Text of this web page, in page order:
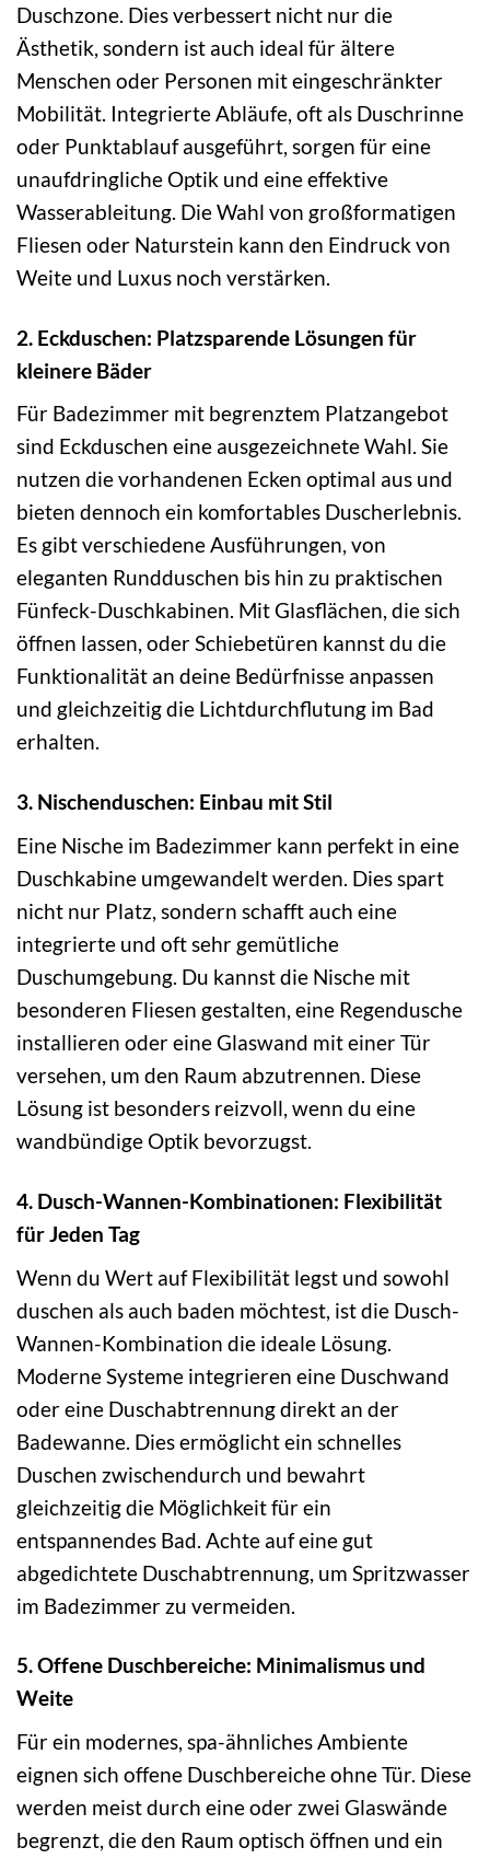
Duschzone. Dies verbessert nicht nur die
Ästhetik, sondern ist auch ideal für ältere
Menschen oder Personen mit eingeschränkter
Mobilität. Integrierte Abläufe, oft als Duschrinne
oder Punktablauf ausgeführt, sorgen für eine
unaufdringliche Optik und eine effektive
Wasserableitung. Die Wahl von großformatigen
Fliesen oder Naturstein kann den Eindruck von
Weite und Luxus noch verstärken.
2. Eckduschen: Platzsparende Lösungen für
kleinere Bäder
Für Badezimmer mit begrenztem Platzangebot
sind Eckduschen eine ausgezeichnete Wahl. Sie
nutzen die vorhandenen Ecken optimal aus und
bieten dennoch ein komfortables Duscherlebnis.
Es gibt verschiedene Ausführungen, von
eleganten Rundduschen bis hin zu praktischen
Fünfeck-Duschkabinen. Mit Glasflächen, die sich
öffnen lassen, oder Schiebetüren kannst du die
Funktionalität an deine Bedürfnisse anpassen
und gleichzeitig die Lichtdurchflutung im Bad
erhalten.
3. Nischenduschen: Einbau mit Stil
Eine Nische im Badezimmer kann perfekt in eine
Duschkabine umgewandelt werden. Dies spart
nicht nur Platz, sondern schafft auch eine
integrierte und oft sehr gemütliche
Duschumgebung. Du kannst die Nische mit
besonderen Fliesen gestalten, eine Regendusche
installieren oder eine Glaswand mit einer Tür
versehen, um den Raum abzutrennen. Diese
Lösung ist besonders reizvoll, wenn du eine
wandbündige Optik bevorzugst.
4. Dusch-Wannen-Kombinationen: Flexibilität
für Jeden Tag
Wenn du Wert auf Flexibilität legst und sowohl
duschen als auch baden möchtest, ist die Dusch-
Wannen-Kombination die ideale Lösung.
Moderne Systeme integrieren eine Duschwand
oder eine Duschabtrennung direkt an der
Badewanne. Dies ermöglicht ein schnelles
Duschen zwischendurch und bewahrt
gleichzeitig die Möglichkeit für ein
entspannendes Bad. Achte auf eine gut
abgedichtete Duschabtrennung, um Spritzwasser
im Badezimmer zu vermeiden.
5. Offene Duschbereiche: Minimalismus und
Weite
Für ein modernes, spa-ähnliches Ambiente
eignen sich offene Duschbereiche ohne Tür. Diese
werden meist durch eine oder zwei Glaswände
begrenzt, die den Raum optisch öffnen und ein